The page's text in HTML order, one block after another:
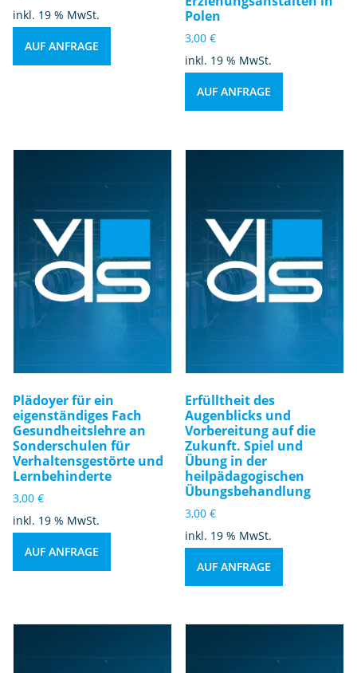
inkl. 19 % MwSt.
AUF ANFRAGE
Polen
3,00€
inkl. 19 % MwSt.
AUF ANFRAGE
Plädoyer für ein
eigenständiges Fach
Gesundheitslehre an
Sonderschulen für
Verhaltensgestörte und
Lernbehinderte
3,00 €
inkl. 19 % MwSt.
AUF ANFRAGE
Erfülltheit des
Augenblicks und
Vorbereitung auf die
Zukunft. Spiel und
Übung in der
heilpädagogischen
Übungsbehandlung
3,00€
inkl. 19 % MwSt.
AUF ANFRAGE